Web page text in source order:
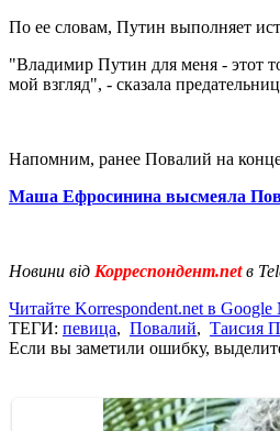
По ее словам, Путин выполняет
"Владимир Путин для меня - этот
мой взгляд", - сказала
Напомним, ранее Повалий на
Маша Ефросинина высмеяла
Новини від Корреспондент.netв
Читайте Korrespondent.net в Google
ТЕГИ: певица, Повалий, Таисия
Если вы заметили ошибку,